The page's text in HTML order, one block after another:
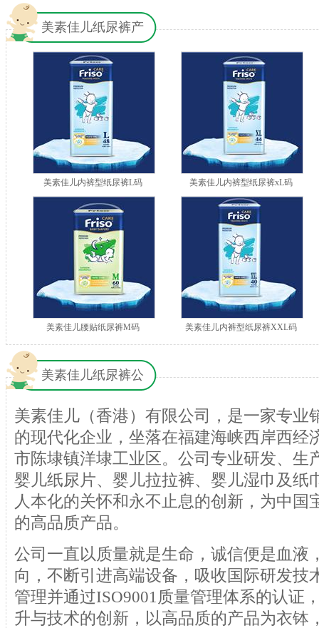
美素佳儿纸尿裤产
品
美素佳儿内裤型纸尿裤L码 美素佳儿内裤型纸尿裤xL码
美素佳儿腰贴纸尿裤M码 美素佳儿内裤型纸尿裤XXL码
美素佳儿纸尿裤公
美素佳儿（香港）有限公司，是一家专业
的现代化企业，坐落在福建海峡西岸西经
市陈埭镇洋埭工业区。公司专业研发、生
婴儿纸尿片、婴儿拉拉裤、婴儿湿巾及纸
人本化的关怀和永不止息的创新，为中国
的高品质产品。
公司一直以质量就是生命，诚信便是血液
向，不断引进高端设备，吸收国际研发技
管理并通过ISO9001质量管理体系的认证
升与技术的创新，以高品质的产品为衣钵